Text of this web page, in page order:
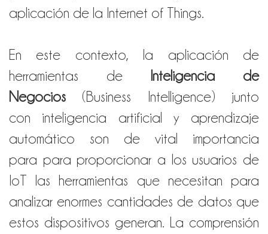
aplicación de la Internet of Things.
En este contexto, la aplicación de
herramientas de
Inteligencia de
Negocios (Business Intelligence) junto
con inteligencia artificial y aprendizaje
automático son de vital importancia
para para proporcionar a los usuarios de
IoT las herramientas que necesitan para
analizar enormes cantidades de datos que
estos dispositivos generan.
La comprensión